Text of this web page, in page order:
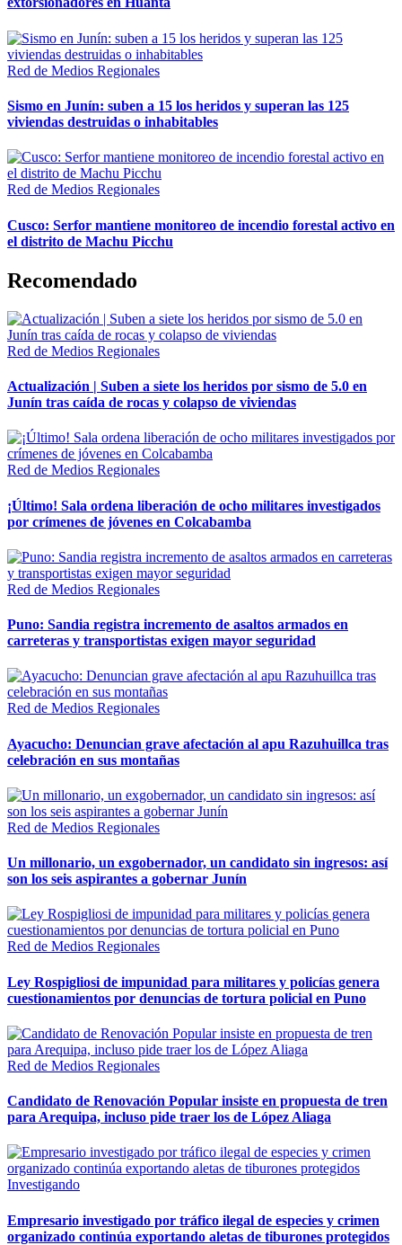
Red de Medios Regionales
Sismo en Junín: suben a 15 los heridos y superan las 125
viviendas destruidas o inhabitables
Red de Medios Regionales
Cusco: Serfor mantiene monitoreo de incendio forestal activo en
el distrito de Machu Picchu
Recomendado
Red de Medios Regionales
Actualización | Suben a siete los heridos por sismo de 5.0 en
Junín tras caída de rocas y colapso de viviendas
Red de Medios Regionales
¡Último! Sala ordena liberación de ocho militares investigados
por crímenes de jóvenes en Colcabamba
Red de Medios Regionales
Puno: Sandia registra incremento de asaltos armados en
carreteras y transportistas exigen mayor seguridad
Red de Medios Regionales
Ayacucho: Denuncian grave afectación al apu Razuhuillca tras
celebración en sus montañas
Red de Medios Regionales
Un millonario, un exgobernador, un candidato sin ingresos: así
son los seis aspirantes a gobernar Junín
Red de Medios Regionales
Ley Rospigliosi de impunidad para militares y policías genera
cuestionamientos por denuncias de tortura policial en Puno
Red de Medios Regionales
Candidato de Renovación Popular insiste en propuesta de tren
para Arequipa, incluso pide traer los de López Aliaga
Investigando
Empresario investigado por tráfico ilegal de especies y crimen
organizado continúa exportando aletas de tiburones protegidos